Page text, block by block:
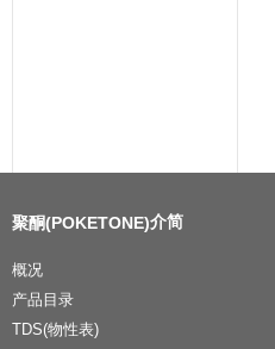
聚酮(POKETONE)介简
概况
产品目录
TDS(物性表)